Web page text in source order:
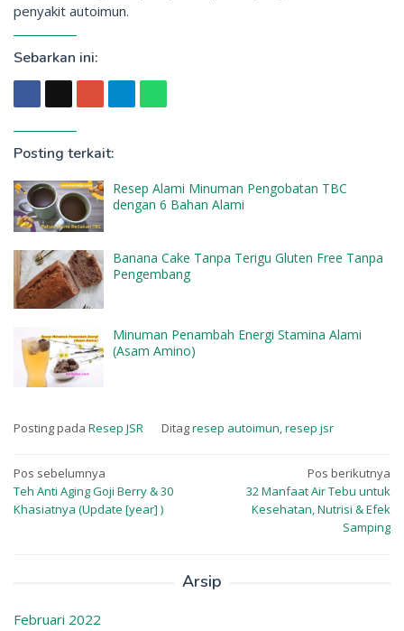
penyakit autoimun.
Sebarkan ini:
Posting terkait:
Resep Alami Minuman Pengobatan TBC
dengan 6 Bahan Alami
Banana Cake Tanpa Terigu Gluten Free Tanpa
Pengembang
Minuman Penambah Energi Stamina Alami
(Asam Amino)
Posting pada Resep JSR Ditagresep autoimun,resep jsr
Navigasi
pos
Pos sebelumnya
Teh Anti Aging Goji Berry & 30
Khasiatnya (Update [year] )
Pos berikutnya
32 Manfaat Air Tebu untuk
Kesehatan, Nutrisi & Efek
Samping
Arsip
Februari 2022